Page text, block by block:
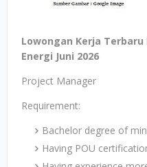
Lowongan Kerja
Energi Juni 2026
Project Manager
Requirement:
Bachelor degree of
Having POU